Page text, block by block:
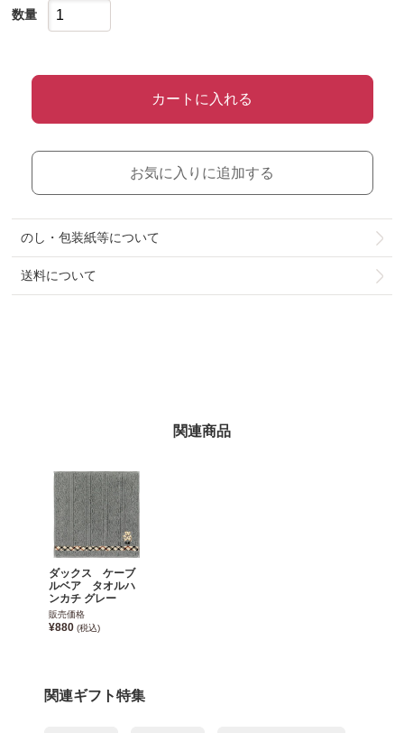
数量
カートに入れる
お気に入りに追加する
のし・包装紙等について
送料について
関連商品
ダックス ケーブ
ルベア タオルハ
ンカチ グレー
販売価格
¥880 (税込)
関連ギフト特集